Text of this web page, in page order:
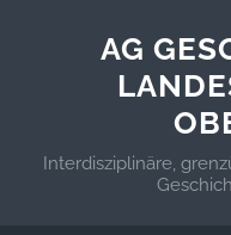
AG
Interdisziplinäre,